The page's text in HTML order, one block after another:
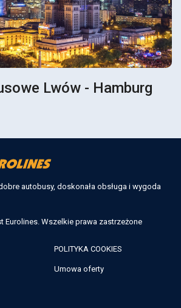
Lwów - Hamburg
autobusy, doskonała obsługa i wygoda
Eurolines. Wszelkie prawa zastrzeżone
POLITYKA COOKIES
Umowa oferty